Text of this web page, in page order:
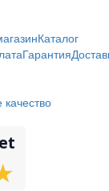
Каталог
Гарантия